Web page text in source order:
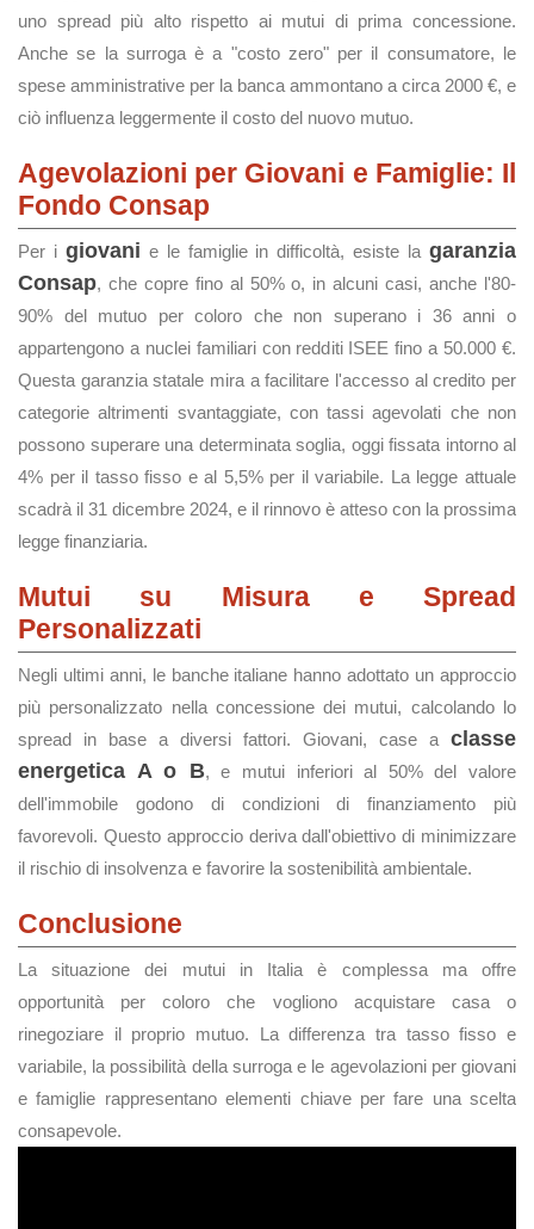
uno spread più alto rispetto ai mutui di prima concessione.
Anche se la surroga è a "costo zero" per il consumatore, le
spese amministrative per la banca ammontano a circa 2000 €, e
ciò influenza leggermente il costo del nuovo mutuo.
Agevolazioni per Giovani e Famiglie: Il
Fondo Consap
Per i giovani e le famiglie in difficoltà, esiste lagaranzia
Consap, che copre fino al 50% o, in alcuni casi, anche l'80-
90% del mutuo per coloro che non superano i 36 anni o
appartengono a nuclei familiari con redditi ISEE fino a 50.000 €.
Questa garanzia statale mira a facilitare l'accesso al credito per
categorie altrimenti svantaggiate, con tassi agevolati che non
possono superare una determinata soglia, oggi fissata intorno al
4% per il tasso fisso e al 5,5% per il variabile. La legge attuale
scadrà il 31 dicembre 2024, e il rinnovo è atteso con la prossima
legge finanziaria.
Mutui su Misura e Spread
Personalizzati
Negli ultimi anni, le banche italiane hanno adottato un approccio
più personalizzato nella concessione dei mutui, calcolando lo
spread in base a diversi fattori. Giovani, case a classe
energetica A o B, e mutui inferiori al 50% del valore
dell'immobile godono di condizioni di finanziamento più
favorevoli. Questo approccio deriva dall'obiettivo di minimizzare
il rischio di insolvenza e favorire la sostenibilità ambientale.
Conclusione
La situazione dei mutui in Italia è complessa ma offre
opportunità per coloro che vogliono acquistare casa o
rinegoziare il proprio mutuo. La differenza tra tasso fisso e
variabile, la possibilità della surroga e le agevolazioni per giovani
e famiglie rappresentano elementi chiave per fare una scelta
consapevole.